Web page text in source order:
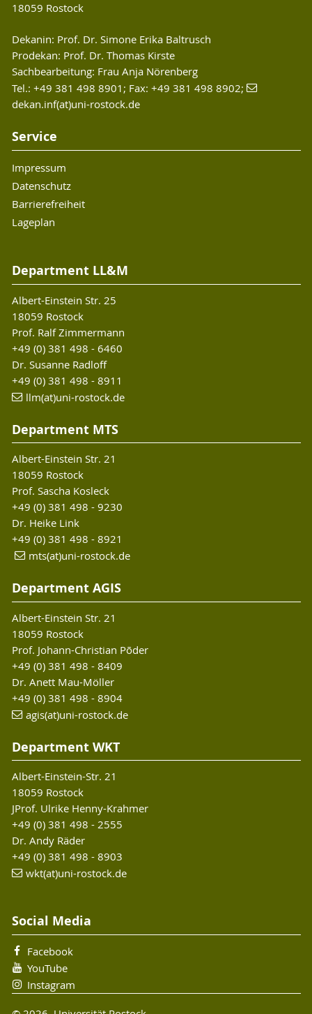
18059 Rostock
Dekanin: Prof. Dr. Simone Erika Baltrusch
Prodekan: Prof. Dr. Thomas Kirste
Sachbearbeitung: Frau Anja Nörenberg
Tel.: +49 381 498 8901; Fax: +49 381 498 8902;
dekan.inf(at)uni-rostock.de
Service
Impressum
Datenschutz
Barrierefreiheit
Lageplan
Department LL&M
Albert-Einstein Str. 25
18059 Rostock
Prof. Ralf Zimmermann
+49 (0) 381 498 - 6460
Dr. Susanne Radloff
+49 (0) 381 498 - 8911
llm(at)uni-rostock.de
Department MTS
Albert-Einstein Str. 21
18059 Rostock
Prof. Sascha Kosleck
+49 (0) 381 498 - 9230
Dr. Heike Link
+49 (0) 381 498 - 8921
mts(at)uni-rostock.de
Department AGIS
Albert-Einstein Str. 21
18059 Rostock
Prof. Johann-Christian Põder
+49 (0) 381 498 - 8409
Dr. Anett Mau-Möller
+49 (0) 381 498 - 8904
agis(at)uni-rostock.de
Department WKT
Albert-Einstein-Str. 21
18059 Rostock
JProf. Ulrike Henny-Krahmer
+49 (0) 381 498 - 2555
Dr. Andy Räder
+49 (0) 381 498 - 8903
wkt(at)uni-rostock.de
Social Media
Facebook
YouTube
Instagram